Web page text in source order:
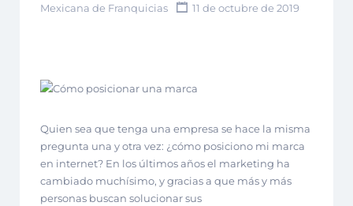
Mexicana de Franquicias
11 de octubre de 2019
Quien sea que tenga una empresa se hace la misma
pregunta una y otra vez: ¿cómo posiciono mi marca
en internet? En los últimos años el marketing ha
cambiado muchísimo, y gracias a que más y más
personas buscan solucionar sus